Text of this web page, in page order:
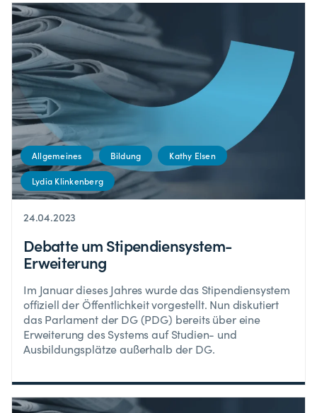
Allgemeines Bildung Kathy Elsen
Lydia Klinkenberg
24.04.2023
Debatte um Stipendiensystem-
Erweiterung
Im Januar dieses Jahres wurde das Stipendiensystem
offiziell der Öffentlichkeit vorgestellt. Nun diskutiert
das Parlament der DG (PDG) bereits über eine
Erweiterung des Systems auf Studien- und
Ausbildungsplätze außerhalb der DG.